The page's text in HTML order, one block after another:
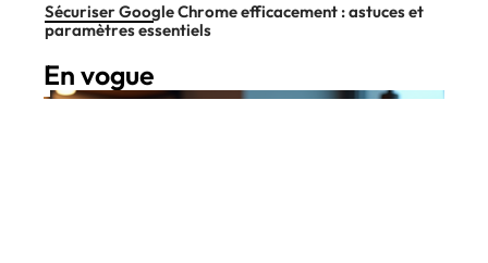
Sécuriser Google Chrome efficacement : astuces et
paramètres essentiels
En vogue